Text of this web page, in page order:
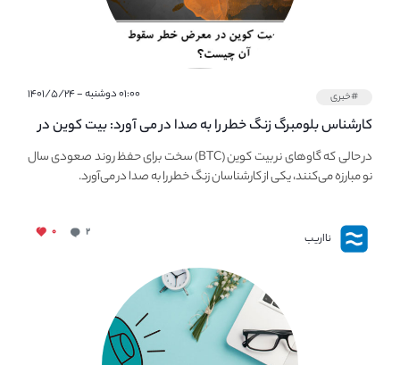
#خبری ۰۱:۰۰ دوشنبه - ۱۴۰۱/۵/۲۴
کارشناس بلومبرگ زنگ خطر را به صدا در می آورد: بیت کوین در
معرض خطر سقوط بزرگ است - دلیل آن چیست؟در حالی که گاوهای نر بیت کوین (BTC) سخت برای حفظ روند صعودی سال
نو مبارزه می‌کنند، یکی از کارشناسان زنگ خطر را به صدا در می‌آورد.
نااریب ۲ ۰